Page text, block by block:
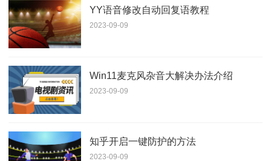
YY语音修改自动回复语教程
2023-09-09
Win11麦克风杂音大解决办法介绍
2023-09-09
知乎开启一键防护的方法
2023-09-09